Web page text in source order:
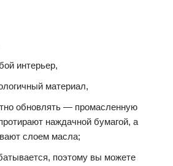
интерьер,
материал,
обновлять — промасленную
наждачной бумагой, а
слоем масла;
поэтому вы можете